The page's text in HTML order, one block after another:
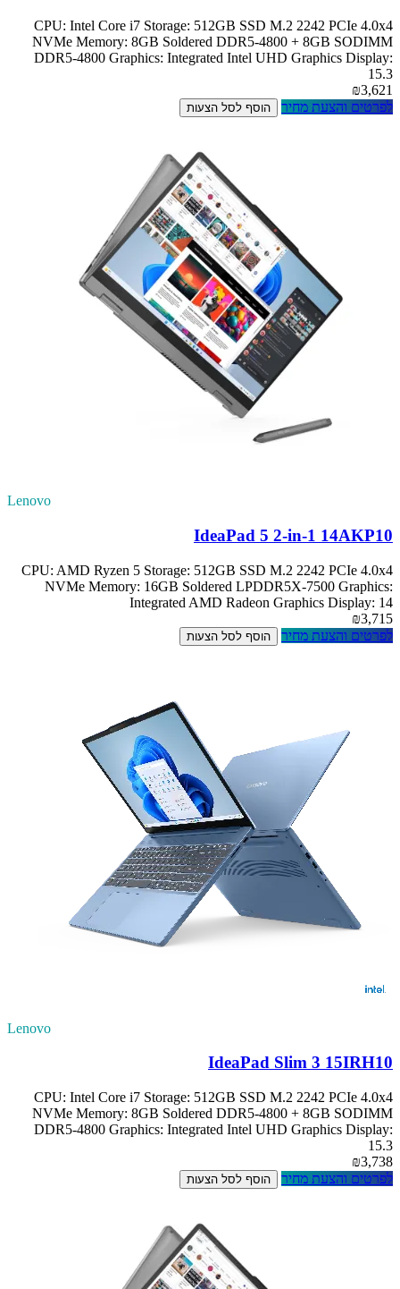
CPU: Intel Core i7 Storage: 512GB SSD M.2 2242 PCIe 4.0x4
NVMe Memory: 8GB Soldered DDR5-4800 + 8GB SODIMM
DDR5-4800 Graphics: Integrated Intel UHD Graphics Display:
15.3
₪3,621
לפרטים והצעת מחיר
הוסף לסל הצעות
Lenovo
IdeaPad 5 2-in-1 14AKP10
CPU: AMD Ryzen 5 Storage: 512GB SSD M.2 2242 PCIe 4.0x4
NVMe Memory: 16GB Soldered LPDDR5X-7500 Graphics:
Integrated AMD Radeon Graphics Display: 14
₪3,715
לפרטים והצעת מחיר
הוסף לסל הצעות
Lenovo
IdeaPad Slim 3 15IRH10
CPU: Intel Core i7 Storage: 512GB SSD M.2 2242 PCIe 4.0x4
NVMe Memory: 8GB Soldered DDR5-4800 + 8GB SODIMM
DDR5-4800 Graphics: Integrated Intel UHD Graphics Display:
15.3
₪3,738
לפרטים והצעת מחיר
הוסף לסל הצעות